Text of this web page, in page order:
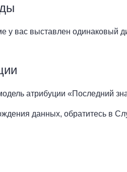
у вас выставлен одинаковый
атрибуции «Последний
данных, обратитесь в